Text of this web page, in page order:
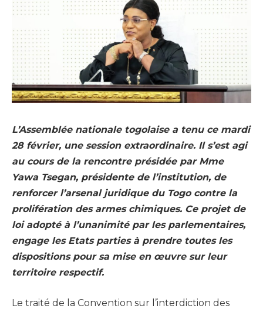
L’Assemblée nationale togolaise a tenu ce mardi
28 février, une session extraordinaire. Il s’est agi
au cours de la rencontre présidée par Mme
Yawa Tsegan, présidente de l’institution, de
renforcer l’arsenal juridique du Togo contre la
prolifération des armes chimiques. Ce projet de
loi adopté à l’unanimité par les parlementaires,
engage les Etats parties à prendre toutes les
dispositions pour sa mise en œuvre sur leur
territoire respectif.
Le traité de la Convention sur l’interdiction des